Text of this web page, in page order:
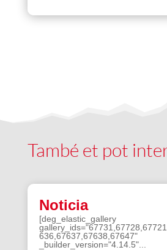
També et pot
Noticia
[deg_elastic_gallery
636,67637,67638,67647"
_builder_version="4.14.5"...